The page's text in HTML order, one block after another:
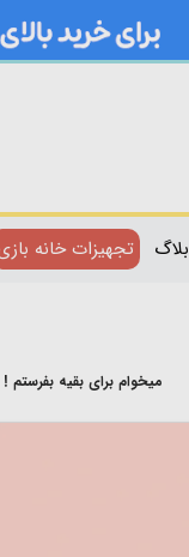
بلاگ تجهیزات خانه
میخوام برای بقیه بفرستم !